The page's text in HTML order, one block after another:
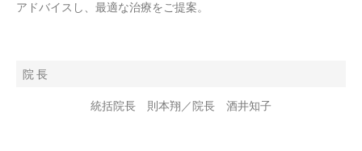
アドバイスし、最適な治療をご提案。
院 長
統括院長 則本翔／院長 酒井知子